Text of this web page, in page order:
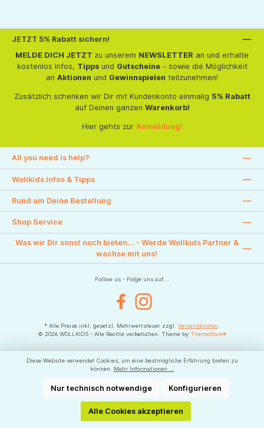
JETZT 5% Rabatt sichern!
MELDE DICH JETZT zu unserem NEWSLETTER an und erhalte
kostenlos Infos, Tippsund Gutscheine- sowie die Möglichkeit
an Aktionen und Gewinnspielen teilzunehmen!
Zusätzlich schenken wir Dir mit Kundenkonto einmalig 5% Rabatt
auf Deinen ganzen Warenkorb!
Hier gehts zur Anmeldung!
All you need is help?
Wollkids Infos & Tipps
Rund um Deine Bestellung
Shop Service
Was wir Dir sonst noch bieten... - Werde Wollkids Partner &
wachse mit uns!
Follow us - Folge uns auf....
FacebookInstagram
* Alle Preise inkl. gesetzl. Mehrwertsteuer zzgl. Versandkosten
© 2026 WOLLKIDS - Alle Rechte vorbehalten. Theme by ThemeWare®
Diese Website verwendet Cookies, um eine bestmögliche Erfahrung bieten zu
können.
Mehr Informationen ...
Nur technisch notwendige Konfigurieren
Alle Cookies akzeptieren